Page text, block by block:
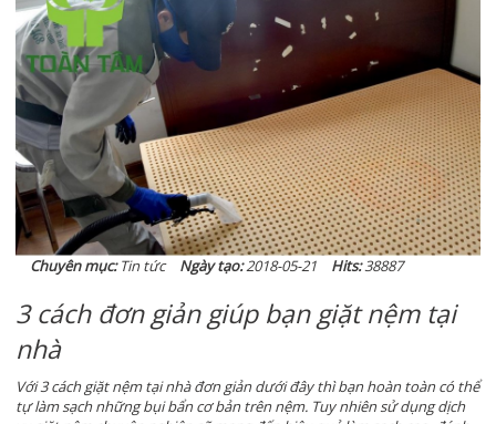
Chuyên mục:Tin tức Ngày tạo:2018-05-21 Hits:38887
3 cách đơn giản giúp bạn giặt nệm tại
nhà
Với 3 cách giặt nệm tại nhà đơn giản dưới đây thì bạn hoàn toàn có thể
tự làm sạch những bụi bẩn cơ bản trên nệm. Tuy nhiên sử dụng dịch